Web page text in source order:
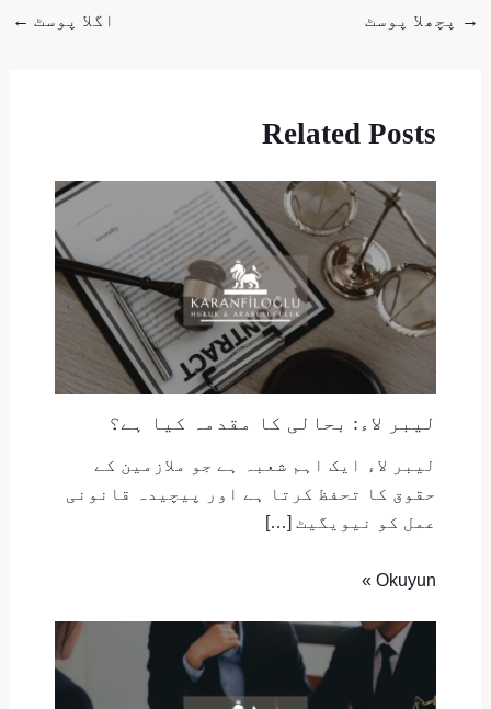
→ پچھلا پوسٹ اگلا پوسٹ ←
Related Posts
لیبر لاء: بحالی کا مقدمہ کیا ہے؟
لیبر لاء ایک اہم شعبہ ہے جو ملازمین کے
حقوق کا تحفظ کرتا ہے اور پیچیدہ قانونی
عمل کو نیویگیٹ […]
Okuyun »